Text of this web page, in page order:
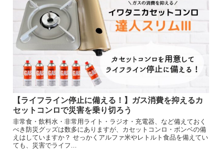
【ライフライン停止に備える！】ガス消費を抑えるカ
セットコンロで災害を乗り切ろう
非常食・飲料水・非常用ライト・ラジオ・充電器、など備えておく
べき防災グッズは数多にありますが、カセットコンロ・ボンベの備
えはしていますか？ せっかくアルファ米やレトルト食品を備えてい
ても、災害でライフ...